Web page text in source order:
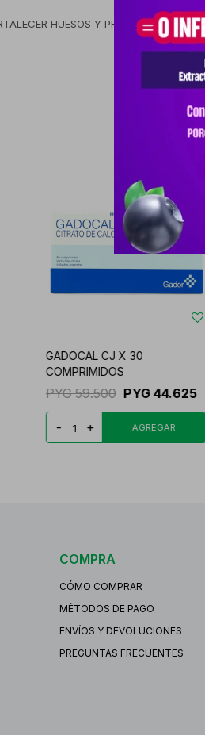
HUESOS Y PREVENIR
GADOCAL CJ X 30
COMPRIMIDOS
PYG 59.500 PYG 44.625
- +
COMPRA
CÓMO COMPRAR
MÉTODOS DE PAGO
ENVÍOS Y DEVOLUCIONES
PREGUNTAS FRECUENTES